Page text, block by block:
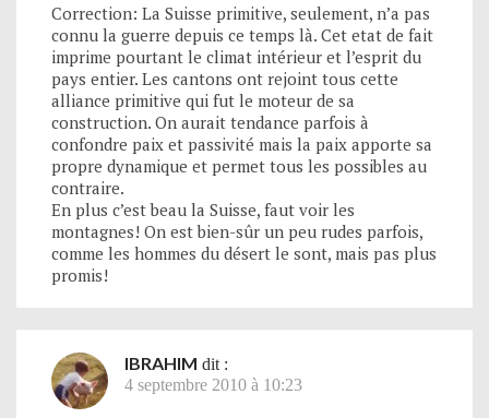
Correction: La Suisse primitive, seulement, n’a pas
connu la guerre depuis ce temps là. Cet etat de fait
imprime pourtant le climat intérieur et l’esprit du
pays entier. Les cantons ont rejoint tous cette
alliance primitive qui fut le moteur de sa
construction. On aurait tendance parfois à
confondre paix et passivité mais la paix apporte sa
propre dynamique et permet tous les possibles au
contraire.
En plus c’est beau la Suisse, faut voir les
montagnes! On est bien-sûr un peu rudes parfois,
comme les hommes du désert le sont, mais pas plus
promis!
IBRAHIM dit :
4 septembre 2010 à 10:23